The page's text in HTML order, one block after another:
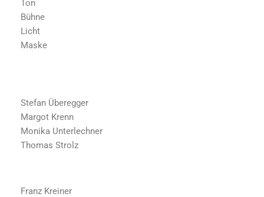
Ton
Bühne
Licht
Maske
Stefan Überegger
Margot Krenn
Monika Unterlechner
Thomas Strolz
Franz Kreiner